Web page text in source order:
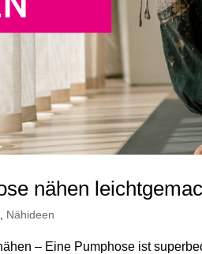
nähen
Nähideen
– Eine Pumphose ist